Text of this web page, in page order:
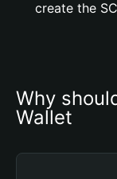
create the
Why
Wallet